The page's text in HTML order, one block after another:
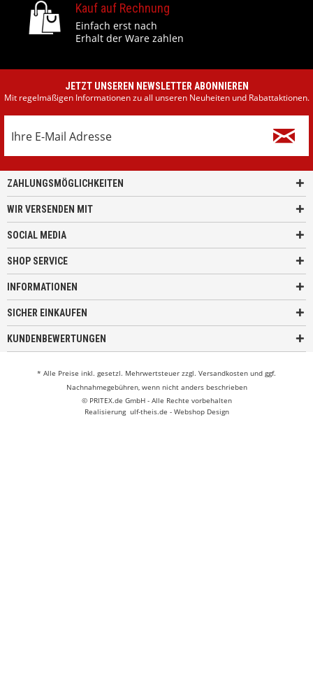
Kauf auf Rechnung
Einfach erst nach
Erhalt der Ware zahlen
JETZT UNSEREN NEWSLETTER ABONNIEREN
Mit regelmäßigen Informationen zu all unseren Neuheiten und Rabattaktionen.
ZAHLUNGSMÖGLICHKEITEN
WIR VERSENDEN MIT
SOCIAL MEDIA
SHOP SERVICE
INFORMATIONEN
SICHER EINKAUFEN
KUNDENBEWERTUNGEN
* Alle Preise inkl. gesetzl. Mehrwertsteuer zzgl. Versandkosten und ggf.
Nachnahmegebühren, wenn nicht anders beschrieben
© PRITEX.de GmbH - Alle Rechte vorbehalten
Realisierung ulf-theis.de - Webshop Design